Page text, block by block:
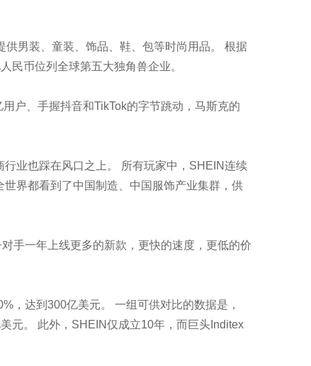
男装、童装、饰品、鞋、包等时尚用品。 根据
民币位列全球第五大独角兽企业。
户、手握抖音和TikTok的字节跳动，马斯克的
业也踩在风口之上。 所有玩家中，SHEIN连续
界都看到了中国制造、中国服饰产业集群，供
手一年上线更多的新款，更快的速度，更低的价
，达到300亿美元。 一组可供对比的数据是，
元。 此外，SHEIN仅成立10年，而巨头Inditex